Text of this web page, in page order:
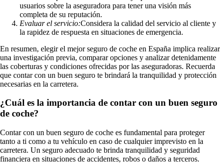
usuarios sobre la aseguradora para tener una visión más
completa de su reputación.
Evaluar el servicio:Considera la calidad del servicio al cliente y
la rapidez de respuesta en situaciones de emergencia.
En resumen, elegir el mejor seguro de coche en España implica realizar
una investigación previa, comparar opciones y analizar detenidamente
las coberturas y condiciones ofrecidas por las aseguradoras. Recuerda
que contar con un buen seguro te brindará la tranquilidad y protección
necesarias en la carretera.
¿Cuál es la importancia de contar con un buen seguro
de coche?
Contar con un buen seguro de coche es fundamental para proteger
tanto a ti como a tu vehículo en caso de cualquier imprevisto en la
carretera. Un seguro adecuado te brinda tranquilidad y seguridad
financiera en situaciones de accidentes, robos o daños a terceros.